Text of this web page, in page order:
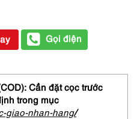
Gọi điện
Cần đặt cọc trước
trong mục
giao-nhan-hang/